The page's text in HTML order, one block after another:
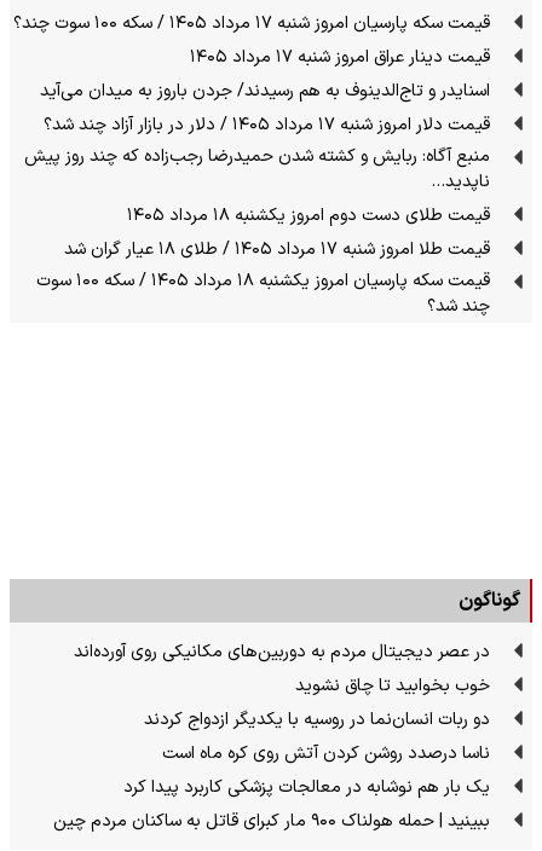
قیمت سکه پارسیان امروز شنبه ۱۷ مرداد ۱۴۰۵ / سکه ۱۰۰ سوت چند؟
قیمت دینار عراق امروز شنبه ۱۷ مرداد ۱۴۰۵
اسنایدر و تاج‌الدینوف به هم رسیدند/ جردن باروز به میدان می‌آید
قیمت دلار امروز شنبه ۱۷ مرداد ۱۴۰۵ / دلار در بازار آزاد چند شد؟
منبع آگاه: ربایش و کشته شدن حمیدرضا رجب‌زاده که چند روز پیش
ناپدید…
قیمت طلای دست دوم امروز یکشنبه ۱۸ مرداد ۱۴۰۵
قیمت طلا امروز شنبه ۱۷ مرداد ۱۴۰۵ / طلای ۱۸ عیار گران شد
قیمت سکه پارسیان امروز یکشنبه ۱۸ مرداد ۱۴۰۵ / سکه ۱۰۰ سوت
چند شد؟
گوناگون
در عصر دیجیتال مردم به دوربین‌های مکانیکی روی آورده‌اند
خوب بخوابید تا چاق نشوید
دو ربات انسان‌نما در روسیه با یکدیگر ازدواج کردند
ناسا درصدد روشن کردن آتش روی کره ماه است
یک بار هم نوشابه در معالجات پزشکی کاربرد پیدا کرد
ببینید | حمله هولناک ۹۰۰ مار کبرای قاتل به ساکنان مردم چین